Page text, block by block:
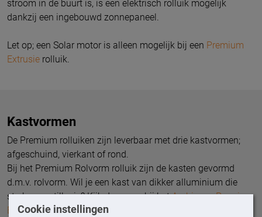
Cookie instellingen
stroom in de buurt is, is een elektrisch rolluik mogelijk
dankzij een ingebouwd zonnepaneel.
Let op; een Solar motor is alleen mogelijk bij een Premium
Extrusie rolluik.
Kastvormen
De Premium rolluiken zijn leverbaar met drie kastvormen;
afgeschuind, vierkant of rond.
Bij het Premium Rolvorm rolluik zijn de kasten gevormd
d.m.v. rolvorm. Wil je een kast van dikker alluminium die
sterker en stiller is? Kijk dan eens bij hetAmbiance Premium
Extrusie rolluik.